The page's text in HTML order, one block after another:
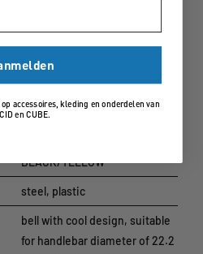
BLACK/YELLOW
steel, plastic
bell with cool design, suitable
for handlebar diameter of 22.2
accessoires, kleding en onderdelen van
en CUBE.